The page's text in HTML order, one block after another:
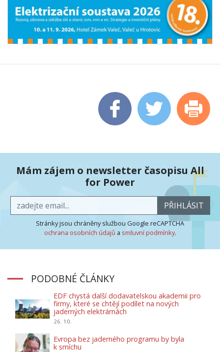
Mám zájem o newsletter časopisu All
for Power
PŘIHLÁSIT
Stránky jsou chráněny službou Google reCAPTCHA
ochrana osobních údajů a smluvní podmínky.
PODOBNÉ ČLÁNKY
EDF chystá další dodavatelskou akademii pro
firmy, které se chtějí podílet na nových
jaderných elektrárnách
26. 10.
Evropa bez jaderného programu by byla
k smíchu